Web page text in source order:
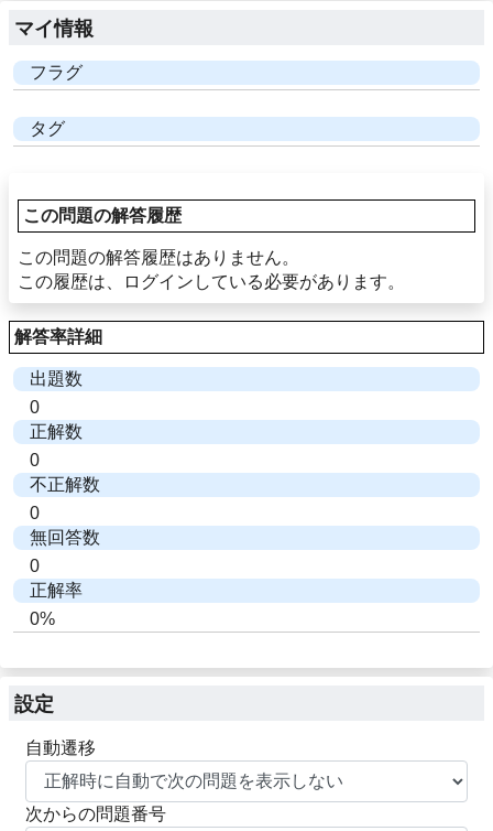
マイ情報
フラグ
タグ
この問題の解答履歴
この問題の解答履歴はありません。
この履歴は、ログインしている必要があります。
解答率詳細
出題数
0
正解数
0
不正解数
0
無回答数
0
正解率
0%
設定
自動遷移
次からの問題番号